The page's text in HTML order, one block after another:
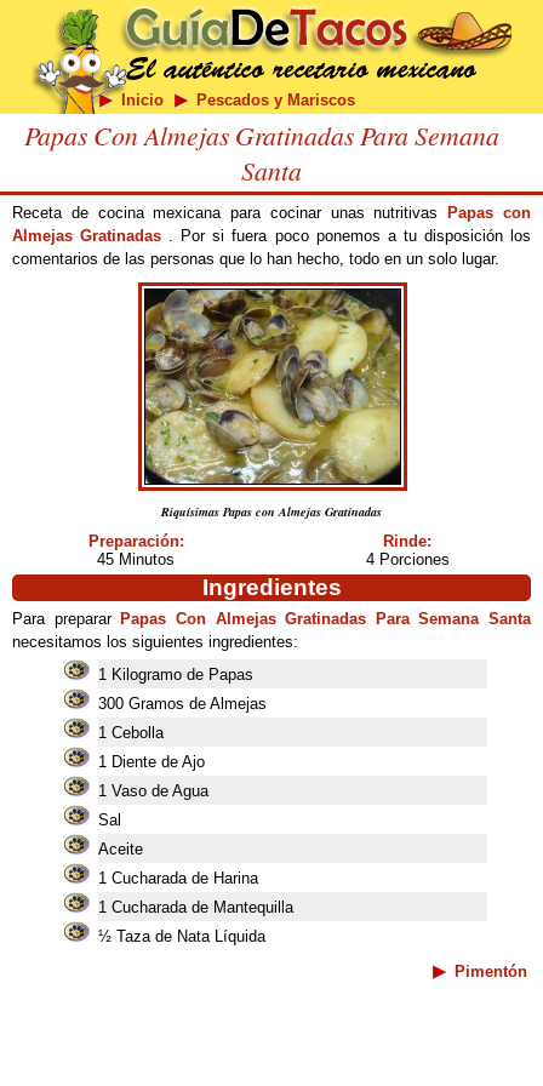
Inicio Pescados y Mariscos
Papas Con Almejas Gratinadas Para Semana
Santa
Receta de cocina mexicana para cocinar unas nutritivas
Papas con
Almejas Gratinadas . Por si fuera poco ponemos a tu disposición los
comentarios de las personas que lo han hecho, todo en un solo lugar.
Riquísimas Papas con Almejas Gratinadas
Preparación:
45 Minutos
Rinde:
4 Porciones
Ingredientes
Para preparar Papas Con Almejas Gratinadas Para Semana Santa
necesitamos los siguientes ingredientes:
1 Kilogramo de Papas
300 Gramos de Almejas
1 Cebolla
1 Diente de Ajo
1 Vaso de Agua
Sal
Aceite
1 Cucharada de Harina
1 Cucharada de Mantequilla
½ Taza de Nata Líquida
Pimentón